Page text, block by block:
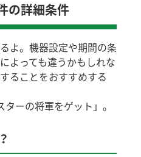
の詳細条件
よ。機器設定や期間の条
よっても違うかもしれな
ることをおすすめする
ーの将軍をゲット」。